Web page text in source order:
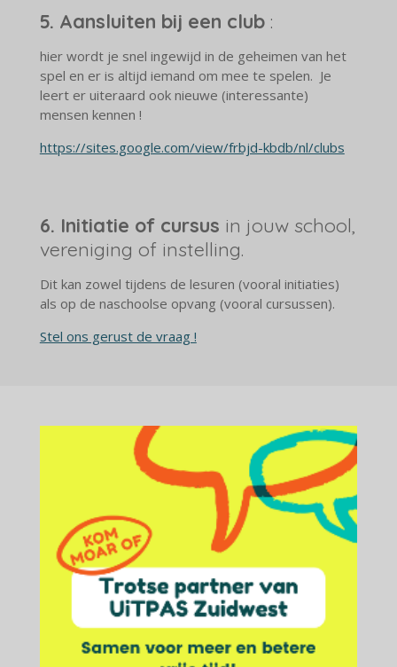
5. Aansluiten bij een club:
hier wordt je snel ingewijd in de geheimen van het
spel en er is altijd iemand om mee te spelen. Je
leert er uiteraard ook nieuwe (interessante)
mensen kennen !
https://sites.google.com/view/frbjd-kbdb/nl/clubs
6. Initiatie of cursus in jouw school,
vereniging of instelling.
Dit kan zowel tijdens de lesuren (vooral initiaties)
als op de naschoolse opvang (vooral cursussen).
Stel ons gerust de vraag !